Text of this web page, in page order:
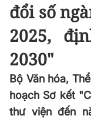
đổi số
2025,
2030"
Bộ Văn hóa,
hoạch Sơ kết
thư viện đến